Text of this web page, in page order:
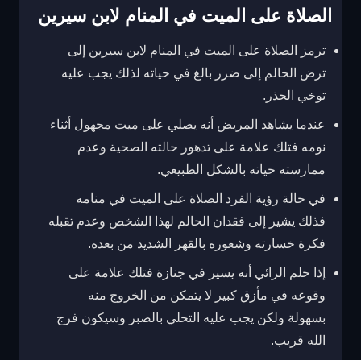
الصلاة على الميت في المنام لابن سيرين
ترمز الصلاة على الميت في المنام لابن سيرين إلى
ترض الحالم إلى ضرر بالغ في حياته لذلك يجب عليه
توخي الحذر.
عندما يشاهد المريض أنه يصلي على ميت مجهول أثناء
نومه فتلك علامة على تدهور حالته الصحية وعدم
ممارسته حياته بالشكل الطبيعي.
في حالة رؤية الفرد الصلاة على الميت في منامه
فذلك يشير إلى فقدان الحالم لهذا الشخص وعدم تقبله
فكرة خسارته وشعوره بالقهر الشديد من بعده.
إذا حلم الرائي أنه يسير في جنازة فتلك علامة على
وقوعه في مأزق كبير لا يتمكن من الخروج منه
بسهولة ولكن يجب عليه التحلي بالصبر وسيكون فرج
الله قريب.